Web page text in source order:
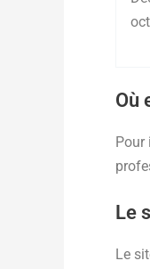
Où
Le
Le